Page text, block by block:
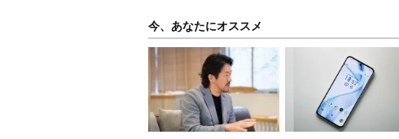
今、あなたにオススメ